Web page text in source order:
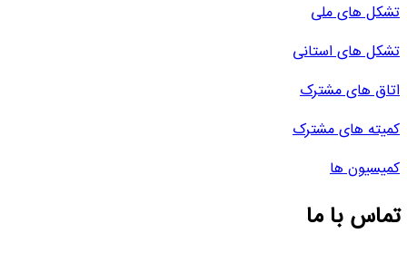
تشکل های ملی
تشکل های استانی
اتاق های مشترک
کمیته های مشترک
کمیسیون ها
تماس با ما